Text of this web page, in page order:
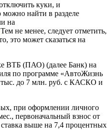
куки, и
найти в разделе
на
не менее, следует отметить,
это может сказаться на
ВТБ (ПАО) (далее Банк) на
по программе «АвтоЖизнь
тыс. до 7 млн. руб. с КАСКО и
при оформлении личного
первоначальный взнос от
ставка выше на 7,4 процентных